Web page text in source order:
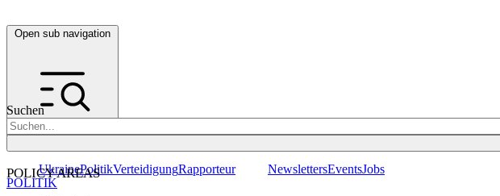
Open sub navigation
Suchen
POLICY AREAS
UkrainePolitikVerteidigungRapporteur NewslettersEventsJobs
POLITIK